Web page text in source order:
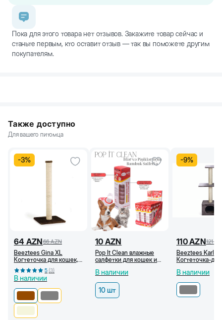
Пока для этого товара нет отзывов. Закажите товар сейчас и
станьте первым, кто оставит отзыв — так вы поможете другим
покупателям.
Также доступно
Для вашего питомца
-3%
64 AZN66 AZN
Beeztees Gina XL
Когтеточка для кошек,
40x40x90 см,
Коричневая
5(3)
В наличии
10 AZN
Pop It Clean влажные
салфетки для кошек и
В наличии
10 шт
-9%
110AZN121
Beeztees Karlie
Когтеточка-
В наличии